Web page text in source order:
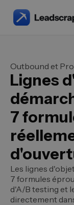
Outbound et
Lignes
7
Les lignes
7 formules
d'A/B testing et
directement